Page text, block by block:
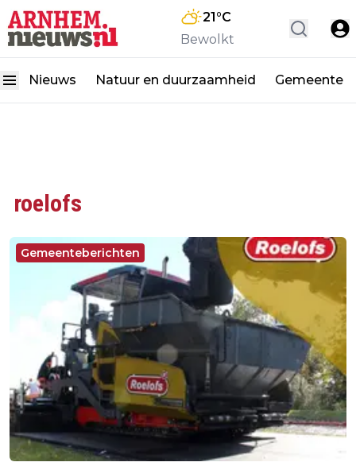
21°C
Bewolkt
Nieuws Natuur en duurzaamheid Gemeente
roelofs
Gemeenteberichten